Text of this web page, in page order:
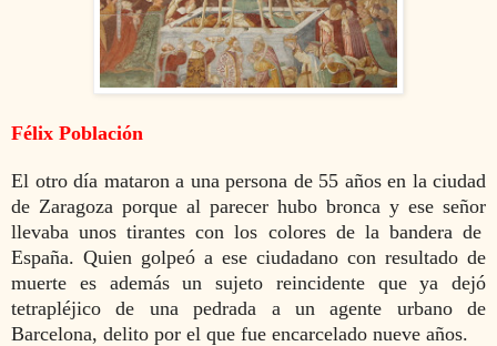
Félix Población
El otro día mataron a una persona de 55 años en la ciudad
de Zaragoza porque al parecer hubo bronca y ese señor
llevaba unos tirantes con los colores de la bandera de
España. Quien golpeó a ese ciudadano con resultado de
muerte es además un sujeto reincidente que ya dejó
tetrapléjico de una pedrada a un agente urbano de
Barcelona, delito por el que fue encarcelado nueve años.